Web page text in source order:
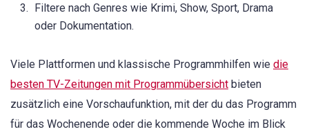
Filtere nach Genres wie Krimi, Show, Sport, Drama
oder Dokumentation.
Viele Plattformen und klassische Programmhilfen wie die
besten TV-Zeitungen mit Programmübersicht bieten
zusätzlich eine Vorschaufunktion, mit der du das Programm
für das Wochenende oder die kommende Woche im Blick